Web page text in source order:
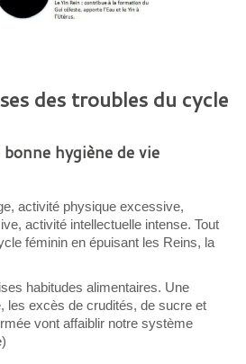
des troubles du cycle
bonne hygiène de vie
activité physique excessive,
activité intellectuelle intense. Tout
féminin en épuisant les Reins, la
habitudes alimentaires. Une
les excès de crudités, de sucre et
vont affaiblir notre système